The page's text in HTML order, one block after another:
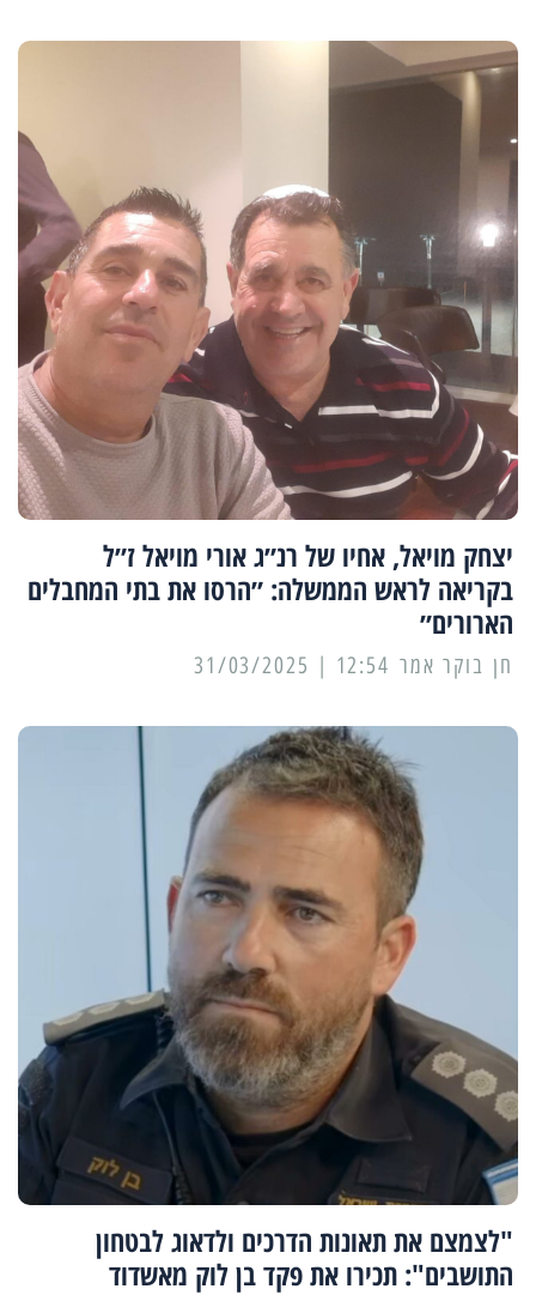
יצחק מויאל, אחיו של רנ״ג אורי מויאל ז״ל
בקריאה לראש הממשלה: ״הרסו את בתי המחבלים
הארורים״
12:54 | 31/03/2025
"לצמצם את תאונות הדרכים ולדאוג לבטחון
התושבים": תכירו את פקד בן לוק מאשדוד